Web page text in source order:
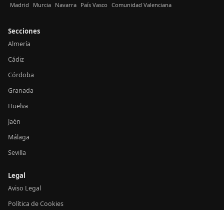
Madrid Murcia Navarra País Vasco Comunidad Valenciana
Secciones
Almería
Cádiz
Córdoba
Granada
Huelva
Jaén
Málaga
Sevilla
Legal
Aviso Legal
Política de Cookies